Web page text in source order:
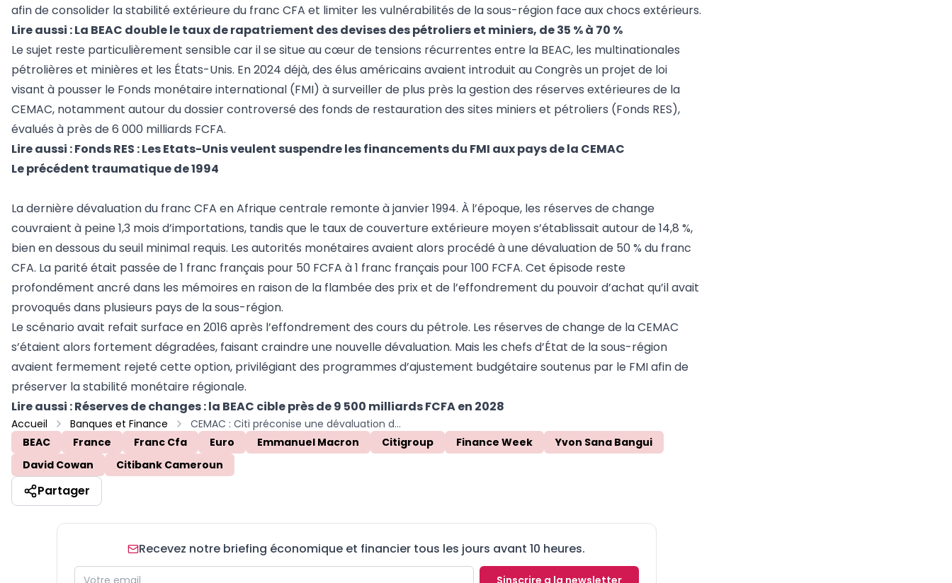
afin de consolider la stabilité extérieure du franc CFA et limiter les vulnérabilités de la sous-région face aux chocs extérieurs.
Lire aussi :La BEAC double le taux de rapatriement des devises des pétroliers et miniers, de 35 % à 70 %
Le sujet reste particulièrement sensible car il se situe au cœur de tensions récurrentes entre la BEAC, les multinationales
pétrolières et minières et les États-Unis. En 2024 déjà, des élus américains avaient introduit au Congrès un projet de loi
visant à pousser le Fonds monétaire international (FMI) à surveiller de plus près la gestion des réserves extérieures de la
CEMAC, notamment autour du dossier controversé des fonds de restauration des sites miniers et pétroliers (Fonds RES),
évalués à près de 6 000 milliards FCFA.
Lire aussi :Fonds RES : Les Etats-Unis veulent suspendre les financements du FMI aux pays de la CEMAC
Le précédent traumatique de 1994
La dernière dévaluation du franc CFA en Afrique centrale remonte à janvier 1994. À l’époque, les réserves de change
couvraient à peine 1,3 mois d’importations, tandis que le taux de couverture extérieure moyen s’établissait autour de 14,8 %,
bien en dessous du seuil minimal requis. Les autorités monétaires avaient alors procédé à une dévaluation de 50 % du franc
CFA. La parité était passée de 1 franc français pour 50 FCFA à 1 franc français pour 100 FCFA. Cet épisode reste
profondément ancré dans les mémoires en raison de la flambée des prix et de l’effondrement du pouvoir d’achat qu’il avait
provoqués dans plusieurs pays de la sous-région.
Le scénario avait refait surface en 2016 après l’effondrement des cours du pétrole. Les réserves de change de la CEMAC
s’étaient alors fortement dégradées, faisant craindre une nouvelle dévaluation. Mais les chefs d’État de la sous-région
avaient fermement rejeté cette option, privilégiant des programmes d’ajustement budgétaire soutenus par le FMI afin de
préserver la stabilité monétaire régionale.
Lire aussi :Réserves de changes : la BEAC cible près de 9 500 milliards FCFA en 2028
Accueil Banques et Finance
CEMAC : Citi préconise une dévaluation du franc CFA après l’offensive de la BEAC sur le rapatriement des devises
BEAC
France Franc Cfa Euro Emmanuel Macron Citigroup Finance Week
Yvon Sana Bangui
David Cowan
Citibank Cameroun
Partager
Recevez notre briefing économique et financier tous les jours avant 10 heures.